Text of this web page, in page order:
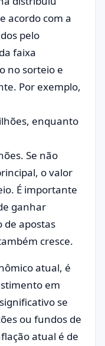
acordo com a
pelo
faixa
no sorteio e
Por exemplo,
enquanto
Se não
o valor
É importante
ganhar
apostas
cresce.
atual, é
em
se
ou fundos de
atual é de